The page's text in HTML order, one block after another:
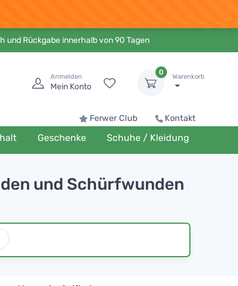
und Rückgabe innerhalb von 90 Tagen
Anmelden
Mein Konto
0
Warenkorb
Ferwer Club Kontakt
Geschenke Schuhe / Kleidung
und Schürfwunden